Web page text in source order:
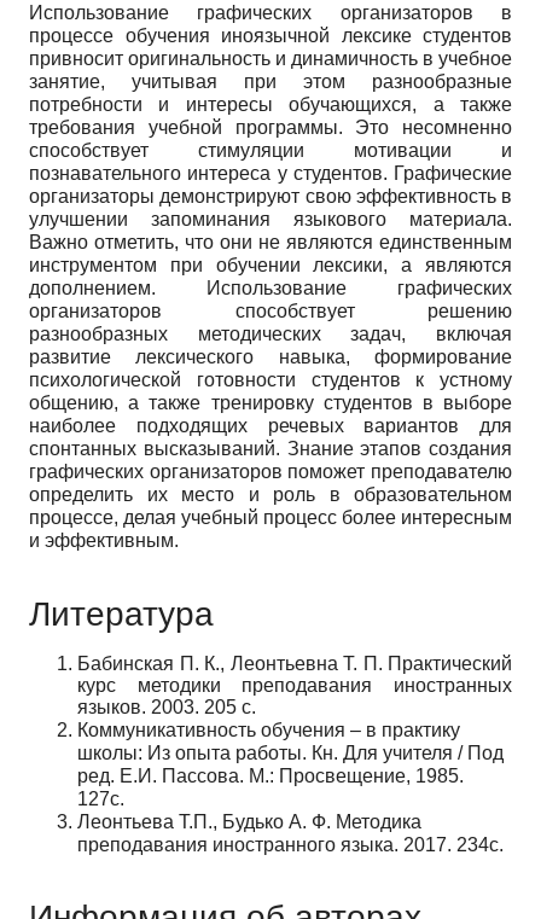
Использование графических организаторов в
процессе обучения иноязычной лексике студентов
привносит оригинальность и динамичность в учебное
занятие, учитывая при этом разнообразные
потребности и интересы обучающихся, а также
требования учебной программы. Это несомненно
способствует стимуляции мотивации и
познавательного интереса у студентов. Графические
организаторы демонстрируют свою эффективность в
улучшении запоминания языкового материала.
Важно отметить, что они не являются единственным
инструментом при обучении лексики, а являются
дополнением. Использование графических
организаторов способствует решению
разнообразных методических задач, включая
развитие лексического навыка, формирование
психологической готовности студентов к устному
общению, а также тренировку студентов в выборе
наиболее подходящих речевых вариантов для
спонтанных высказываний. Знание этапов создания
графических организаторов поможет преподавателю
определить их место и роль в образовательном
процессе, делая учебный процесс более интересным
и эффективным.
Литература
Бабинская П. К., Леонтьевна Т. П. Практический
курс методики преподавания иностранных
языков. 2003. 205 с.
Коммуникативность обучения – в практику
школы: Из опыта работы. Кн. Для учителя / Под
ред. Е.И. Пассова. М.: Просвещение, 1985.
127с.
Леонтьева Т.П., Будько А. Ф. Методика
преподавания иностранного языка. 2017. 234с.